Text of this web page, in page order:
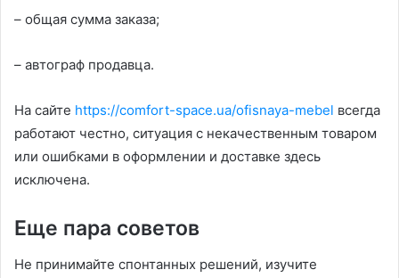
– общая сумма заказа;
– автограф продавца.
На сайте https://comfort-space.ua/ofisnaya-mebel всегда
работают честно, ситуация с некачественным товаром
или ошибками в оформлении и доставке здесь
исключена.
Еще пара советов
Не принимайте спонтанных решений, изучите